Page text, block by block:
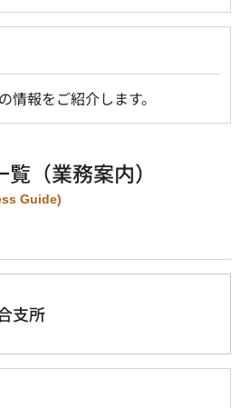
情報をご紹介します。
（業務案内）
Guide)
支所